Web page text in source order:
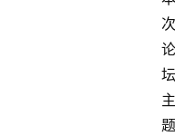
次
论
坛
主
题